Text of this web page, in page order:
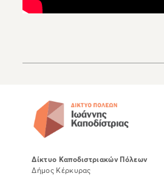
Δίκτυο Καποδιστριακών Πόλεων
Δήμος Κέρκυρας